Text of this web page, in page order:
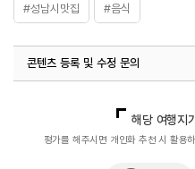
#성남시맛집 #음식
콘텐츠 등록 및 수정 문의
해당 여행지
평가를 해주시면 개인화 추천 시 활용